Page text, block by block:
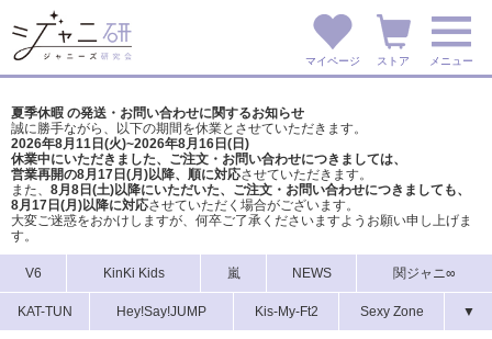
マイページ ストア メニュー
夏季休暇 の発送・お問い合わせに関するお知らせ
誠に勝手ながら、以下の期間を休業とさせていただきます。
2026年8月11日(火)~2026年8月16日(日)
休業中にいただきました、ご注文・お問い合わせにつきましては、
営業再開の8月17日(月)以降、順に対応させていただきます。
また、 8月8日(土)以降にいただいた、ご注文・ お問い合わせにつきましても、
8月17日(月)以降に対応させていただく場合がございます。
大変ご迷惑をおかけしますが、 何卒ご了承くださいますようお願い申し上げま
す。
V6 KinKi Kids 嵐 NEWS 関ジャニ∞
KAT-TUN Hey!Say!JUMP Kis-My-Ft2 Sexy Zone ▼